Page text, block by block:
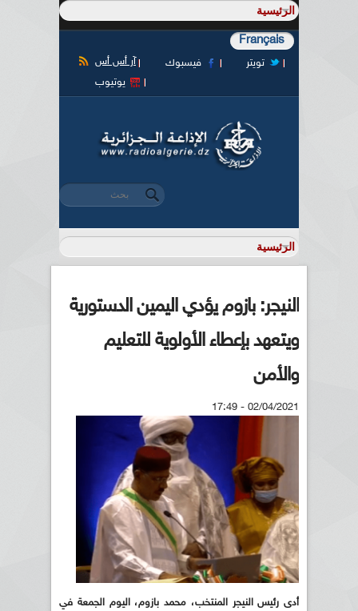
Français
آر أس أس فيسبوك
تويتر
يوتيوب
استمارة البحث
‏بحث ‏
النيجر: بازوم يؤدي اليمين الدستورية
ويتعهد بإعطاء الأولوية للتعليم
والأمن
02/04/2021 - 17:49
أدى رئيس النيجر المنتخب، محمد بازوم، اليوم الجمعة في